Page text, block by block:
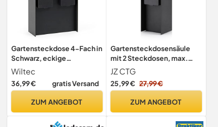
Gartensteckdose 4-Fach in
Schwarz, eckige
Steckdosensäule mit IP44
für Außenbereiche
Wiltec
36,99 € gratis Versand
ZUM ANGEBOT
Gartensteckdosensäule
mit 2 Steckdosen, max.
3680W, IP44, Aluminium
Außensteckerdose, für den
Außenbereich - eckig
JZ CTG
25,99 € 27,99 €
ZUM ANGEBOT